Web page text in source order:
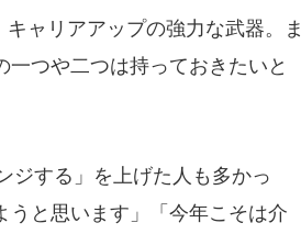
ャリアアップの強力な武器。ま
つや二つは持っておきたいと
ジする」を上げた人も多かっ
うと思います」「今年こそは介